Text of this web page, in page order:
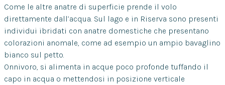
Come le altre anatre di superficie prende il volo
direttamente dall’acqua. Sul lago e in Riserva sono presenti
individui ibridati con anatre domestiche che presentano
colorazioni anomale, come ad esempio un ampio bavaglino
bianco sul petto.
Onnivoro, si alimenta in acque poco profonde tuffando il
capo in acqua o mettendosi in posizione verticale